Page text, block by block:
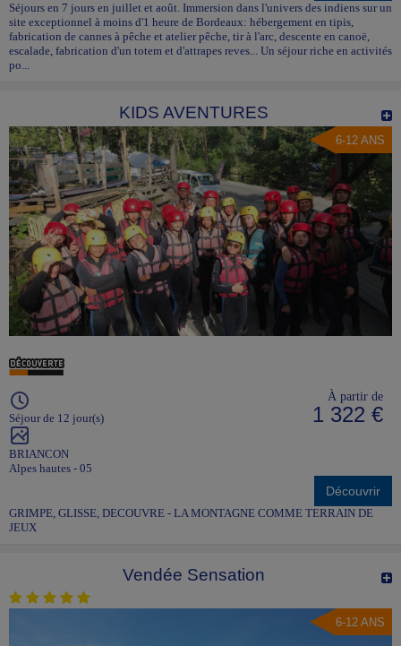
Séjours en 7 jours en juillet et août. Immersion dans l'univers des indiens sur un
site exceptionnel à moins d'1 heure de Bordeaux: hébergement en tipis,
fabrication de cannes à pêche et atelier pêche, tir à l'arc, descente en canoë,
escalade, fabrication d'un totem et d'attrapes reves... Un séjour riche en activités
po...
KIDS AVENTURES
6-12 ANS
Séjour de 12 jour(s)
BRIANCON
Alpes hautes - 05
À partir de
1 322 €
Découvrir
GRIMPE, GLISSE, DECOUVRE - LA MONTAGNE COMME TERRAIN DE
JEUX
Vendée Sensation
6-12 ANS